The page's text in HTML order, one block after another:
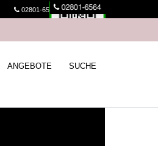
02801-6564 Kasse
ANGEBOTE SUCHE